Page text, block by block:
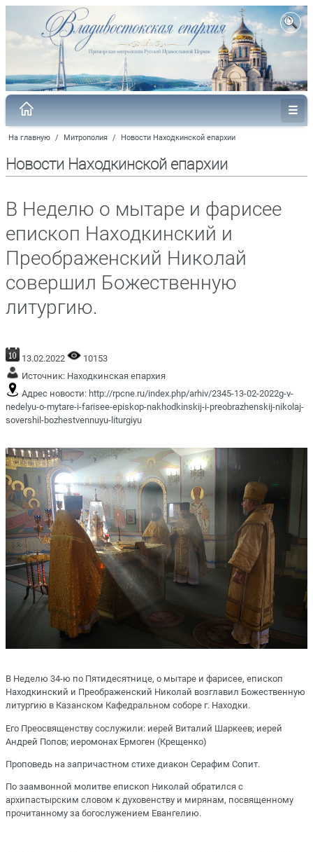
На главную / Митрополия / Новости Находкинской епархии
Новости Находкинской епархии
В Неделю о мытаре и фарисее
епископ Находкинский и
Преображенский Николай
совершил Божественную
литургию.
13.02.2022
10153
Источник: Находкинская епархия
Адрес новости: http://rpcne.ru/index.php/arhiv/2345-13-02-2022g-v-
nedelyu-o-mytare-i-farisee-episkop-nakhodkinskij-i-preobrazhenskij-nikolaj-
sovershil-bozhestvennuyu-liturgiyu
В Неделю 34-ю по Пятидесятнице, о мытаре и фарисее, епископ
Находкинский и Преображенский Николай возглавил Божественную
литургию в Казанском Кафедральном соборе г. Находки.
Его Преосвященству сослужили: иерей Виталий Шаркеев; иерей
Андрей Попов; иеромонах Ермоген (Крещенко)
Проповедь на запричастном стихе диакон Серафим Сопит.
По заамвонной молитве епископ Николай обратился с
архипастырским словом к духовенству и мирянам, посвященному
прочитанному за богослужением Евангелию.